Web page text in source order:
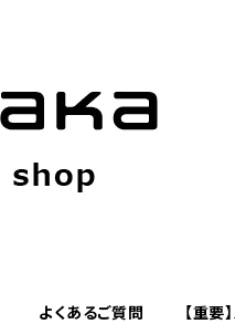
よくあるご質問 【重